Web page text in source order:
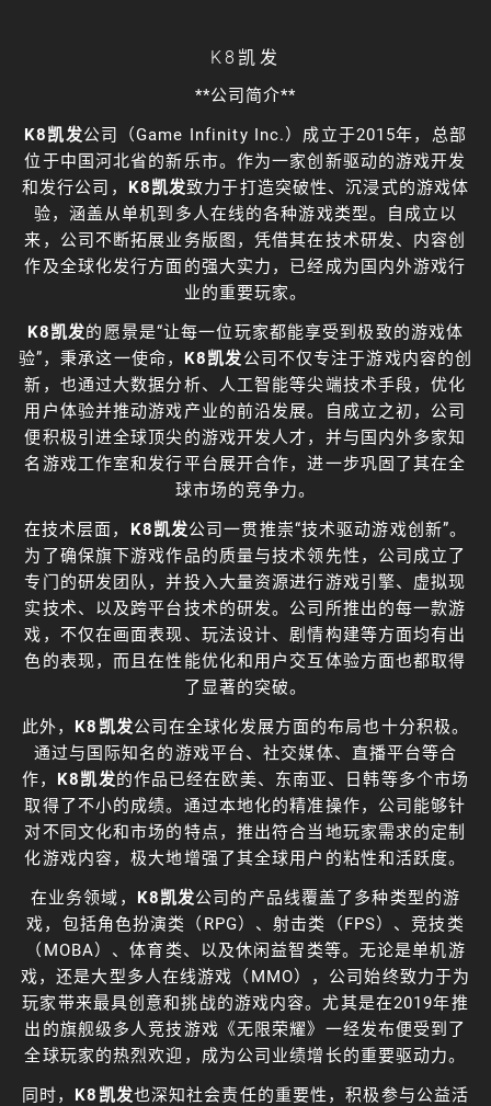
K8凯发
**公司简介**
K8凯发公司（Game Infinity Inc.）成立于2015年，总部
位于中国河北省的新乐市。作为一家创新驱动的游戏开发
和发行公司， K8凯发致力于打造突破性、沉浸式的游戏体
验，涵盖从单机到多人在线的各种游戏类型。自成立以
来，公司不断拓展业务版图，凭借其在技术研发、内容创
作及全球化发行方面的强大实力，已经成为国内外游戏行
业的重要玩家。
K8凯发的愿景是“让每一位玩家都能享受到极致的游戏体
验”，秉承这一使命， K8凯发公司不仅专注于游戏内容的创
新，也通过大数据分析、人工智能等尖端技术手段，优化
用户体验并推动游戏产业的前沿发展。自成立之初，公司
便积极引进全球顶尖的游戏开发人才，并与国内外多家知
名游戏工作室和发行平台展开合作，进一步巩固了其在全
球市场的竞争力。
在技术层面， K8凯发公司一贯推崇“技术驱动游戏创新”。
为了确保旗下游戏作品的质量与技术领先性，公司成立了
专门的研发团队，并投入大量资源进行游戏引擎、虚拟现
实技术、以及跨平台技术的研发。公司所推出的每一款游
戏，不仅在画面表现、玩法设计、剧情构建等方面均有出
色的表现，而且在性能优化和用户交互体验方面也都取得
了显著的突破。
此外， K8凯发公司在全球化发展方面的布局也十分积极。
通过与国际知名的游戏平台、社交媒体、直播平台等合
作， K8凯发的作品已经在欧美、东南亚、日韩等多个市场
取得了不小的成绩。通过本地化的精准操作，公司能够针
对不同文化和市场的特点，推出符合当地玩家需求的定制
化游戏内容，极大地增强了其全球用户的粘性和活跃度。
在业务领域， K8凯发公司的产品线覆盖了多种类型的游
戏，包括角色扮演类（RPG）、射击类（FPS）、竞技类
（MOBA）、体育类、以及休闲益智类等。无论是单机游
戏，还是大型多人在线游戏（MMO），公司始终致力于为
玩家带来最具创意和挑战的游戏内容。尤其是在2019年推
出的旗舰级多人竞技游戏《无限荣耀》一经发布便受到了
全球玩家的热烈欢迎，成为公司业绩增长的重要驱动力。
同时， K8凯发也深知社会责任的重要性，积极参与公益活